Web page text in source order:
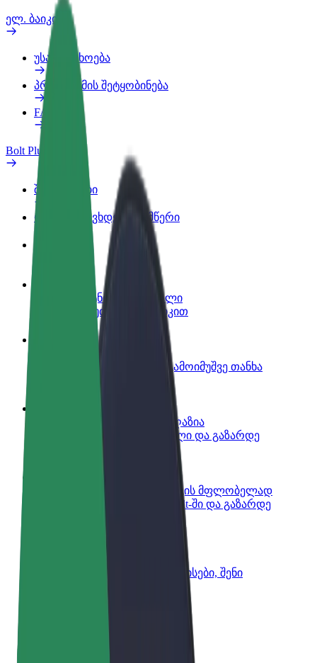
ელ. ბაიკი
უსაფრთხოება
პრობლემის შეტყობინება
FAQ
Bolt Plus
შეღავათები
როგორ გავხდე გამომწერი
გახდი პარტნიორი მძღოლი
იმუშავე საკუთარი გრაფიკით
შეასრულე შეკვეთები და გამოიმუშვე თანხა
დაამატე რესტორანი ან მაღაზია
მოიზიდე მეტი მომხმარებელი და გაზარდე
დარეგისტრირდი ავტოპარკის მფლობელად
დაამატე შენი ავტოპარკი Bolt-ში და გაზარდე
Bolt-ის პროდუქტები და სერვისები, შენი